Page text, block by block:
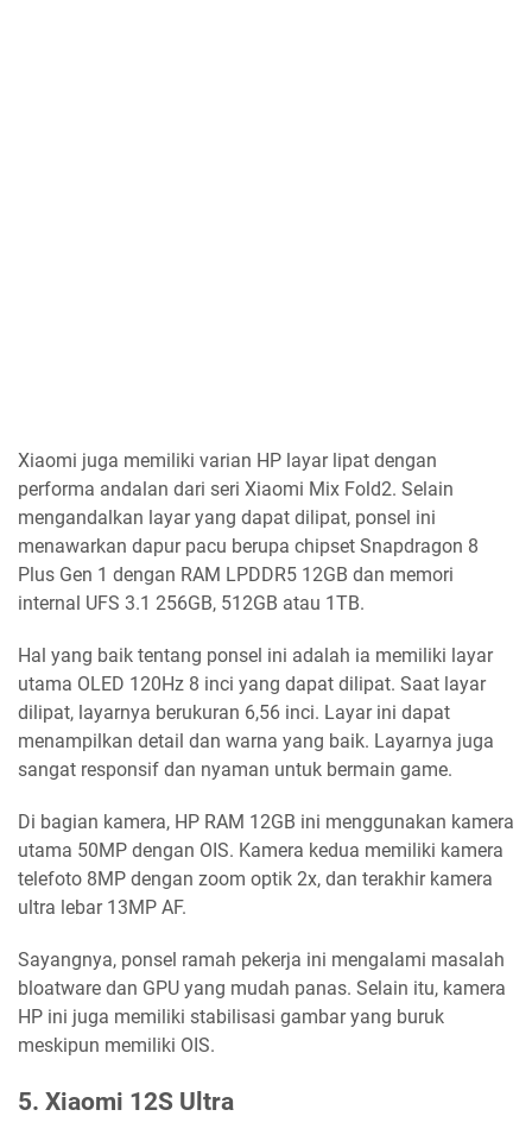
Xiaomi juga memiliki varian HP layar lipat dengan
performa andalan dari seri Xiaomi Mix Fold2. Selain
mengandalkan layar yang dapat dilipat, ponsel ini
menawarkan dapur pacu berupa chipset Snapdragon 8
Plus Gen 1 dengan RAM LPDDR5 12GB dan memori
internal UFS 3.1 256GB, 512GB atau 1TB.
Hal yang baik tentang ponsel ini adalah ia memiliki layar
utama OLED 120Hz 8 inci yang dapat dilipat. Saat layar
dilipat, layarnya berukuran 6,56 inci. Layar ini dapat
menampilkan detail dan warna yang baik. Layarnya juga
sangat responsif dan nyaman untuk bermain game.
Di bagian kamera, HP RAM 12GB ini menggunakan kamera
utama 50MP dengan OIS. Kamera kedua memiliki kamera
telefoto 8MP dengan zoom optik 2x, dan terakhir kamera
ultra lebar 13MP AF.
Sayangnya, ponsel ramah pekerja ini mengalami masalah
bloatware dan GPU yang mudah panas. Selain itu, kamera
HP ini juga memiliki stabilisasi gambar yang buruk
meskipun memiliki OIS.
5. Xiaomi 12S Ultra